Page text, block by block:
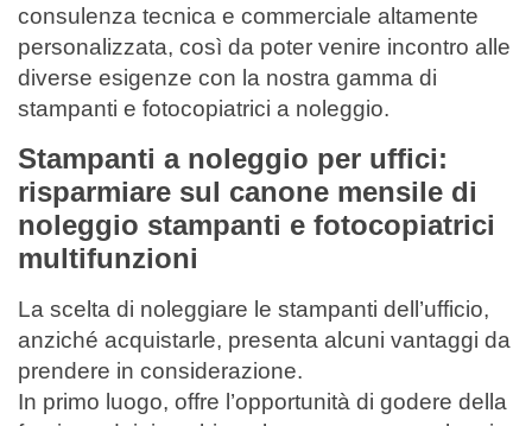
consulenza tecnica e commerciale altamente
personalizzata, così da poter venire incontro alle
diverse esigenze con la nostra gamma di
stampanti e fotocopiatrici a noleggio.
Stampanti a noleggio per uffici:
risparmiare sul canone mensile di
noleggio stampanti e fotocopiatrici
multifunzioni
La scelta di noleggiare le stampanti dell’ufficio,
anziché acquistarle, presenta alcuni vantaggi da
prendere in considerazione.
In primo luogo, offre l’opportunità di godere della